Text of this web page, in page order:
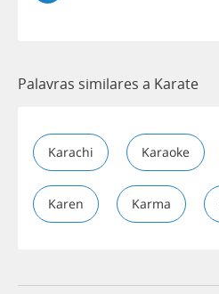
Palavras similares a Karate
Karachi Karaoke
Karen Karma